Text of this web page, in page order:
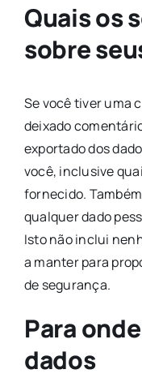
Quais os
sobre
Se você tiver uma
deixado
exportado dos
você, inclusive
fornecido.
qualquer dado
Isto não inclui
a manter para
de segurança.
Para
dados